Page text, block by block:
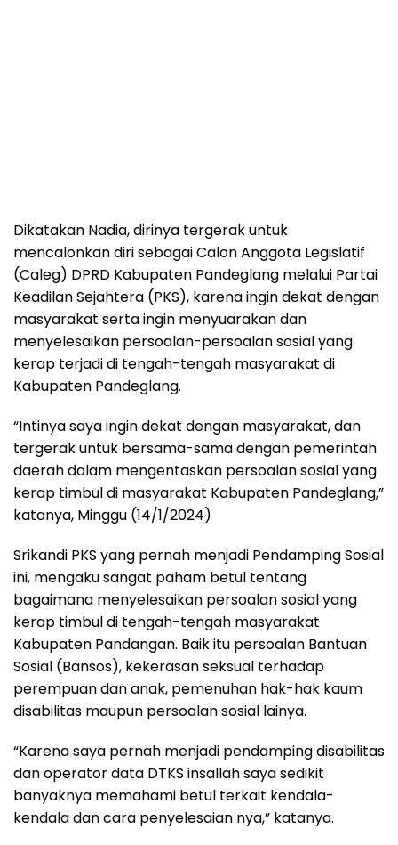
Dikatakan Nadia, dirinya tergerak untuk
mencalonkan diri sebagai Calon Anggota Legislatif
(Caleg) DPRD Kabupaten Pandeglang melalui Partai
Keadilan Sejahtera (PKS), karena ingin dekat dengan
masyarakat serta ingin menyuarakan dan
menyelesaikan persoalan-persoalan sosial yang
kerap terjadi di tengah-tengah masyarakat di
Kabupaten Pandeglang.
“Intinya saya ingin dekat dengan masyarakat, dan
tergerak untuk bersama-sama dengan pemerintah
daerah dalam mengentaskan persoalan sosial yang
kerap timbul di masyarakat Kabupaten Pandeglang,”
katanya, Minggu (14/1/2024)
Srikandi PKS yang pernah menjadi Pendamping Sosial
ini, mengaku sangat paham betul tentang
bagaimana menyelesaikan persoalan sosial yang
kerap timbul di tengah-tengah masyarakat
Kabupaten Pandangan. Baik itu persoalan Bantuan
Sosial (Bansos), kekerasan seksual terhadap
perempuan dan anak, pemenuhan hak-hak kaum
disabilitas maupun persoalan sosial lainya.
“Karena saya pernah menjadi pendamping disabilitas
dan operator data DTKS insallah saya sedikit
banyaknya memahami betul terkait kendala-
kendala dan cara penyelesaian nya,” katanya.